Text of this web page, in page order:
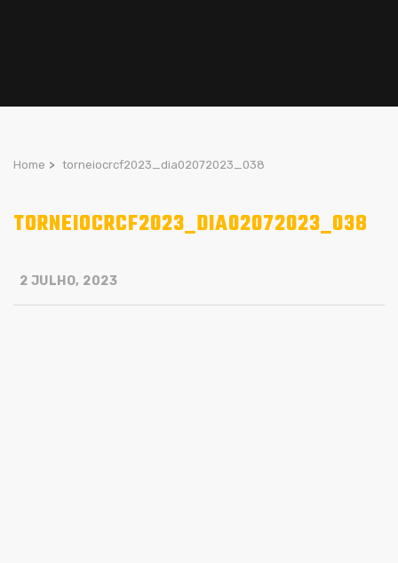
Home > torneiocrcf2023_dia02072023_038
TORNEIOCRCF2023_DIA02072023_038
2 JULHO, 2023